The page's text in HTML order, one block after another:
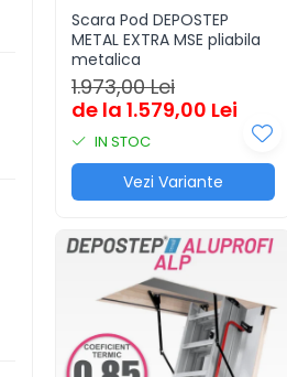
Scara Pod DEPOSTEP
METAL EXTRA MSE pliabila
metalica
1.973,00 Lei
de la 1.579,00 Lei
IN STOC
Vezi Variante